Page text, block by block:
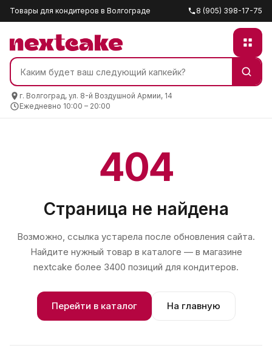
Товары для кондитеров в Волгограде 8 (905) 398-17-75
г. Волгоград, ул. 8-й Воздушной Армии, 14
Ежедневно 10:00 – 20:00
404
Страница не найдена
Возможно, ссылка устарела после обновления сайта.
Найдите нужный товар в каталоге — в магазине
nextcake более 3400 позиций для кондитеров.
Перейти в каталог На главную